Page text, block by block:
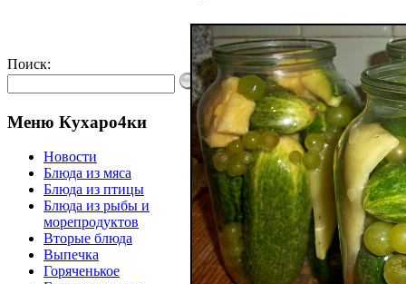
Поиск:
Меню Кухаро4ки
Новости
Блюда из мяса
Блюда из птицы
Блюда из рыбы и
морепродуктов
Вторые блюда
Выпечка
Горяченькое